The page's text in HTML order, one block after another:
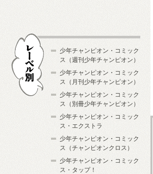
少年チャンピオン・コミック
ス（週刊少年チャンピオン）
少年チャンピオン・コミック
ス（月刊少年チャンピオン）
少年チャンピオン・コミック
ス（別冊少年チャンピオン）
少年チャンピオン・コミック
ス・エクストラ
少年チャンピオン・コミック
ス（チャンピオンクロス）
少年チャンピオン・コミック
ス・タップ！